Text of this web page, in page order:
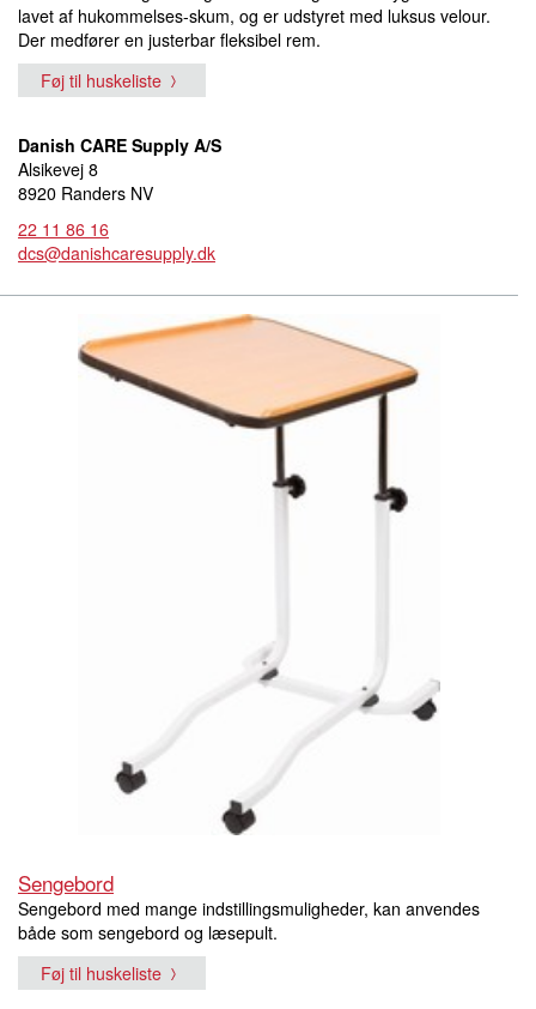
lavet af hukommelses-skum, og er udstyret med luksus velour.
Der medfører en justerbar fleksibel rem.
Føj til huskeliste
Danish CARE Supply A/S
Alsikevej 8
8920 Randers NV
22 11 86 16
dcs@danishcaresupply.dk
Sengebord
Sengebord med mange indstillingsmuligheder, kan anvendes
både som sengebord og læsepult.
Føj til huskeliste